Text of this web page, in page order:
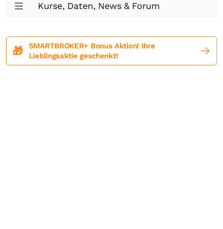
Kurse, Daten, News & Forum
🎁
SMARTBROKER+ Bonus Aktion! Ihre
Lieblingsaktie geschenkt!